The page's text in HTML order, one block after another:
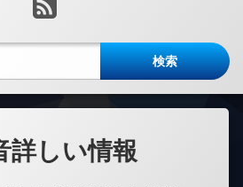
検索:
詳しい情報